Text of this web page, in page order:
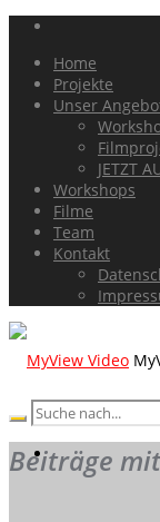
Home
Projekte
Unser
JETZT
Workshops
Filme
Team
Kontakt
Beiträge